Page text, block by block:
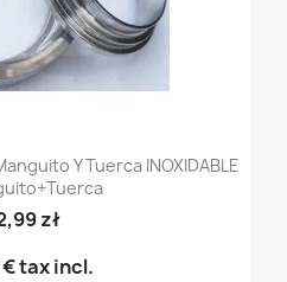
Y Tuerca INOXIDABLE
zł
€tax incl.